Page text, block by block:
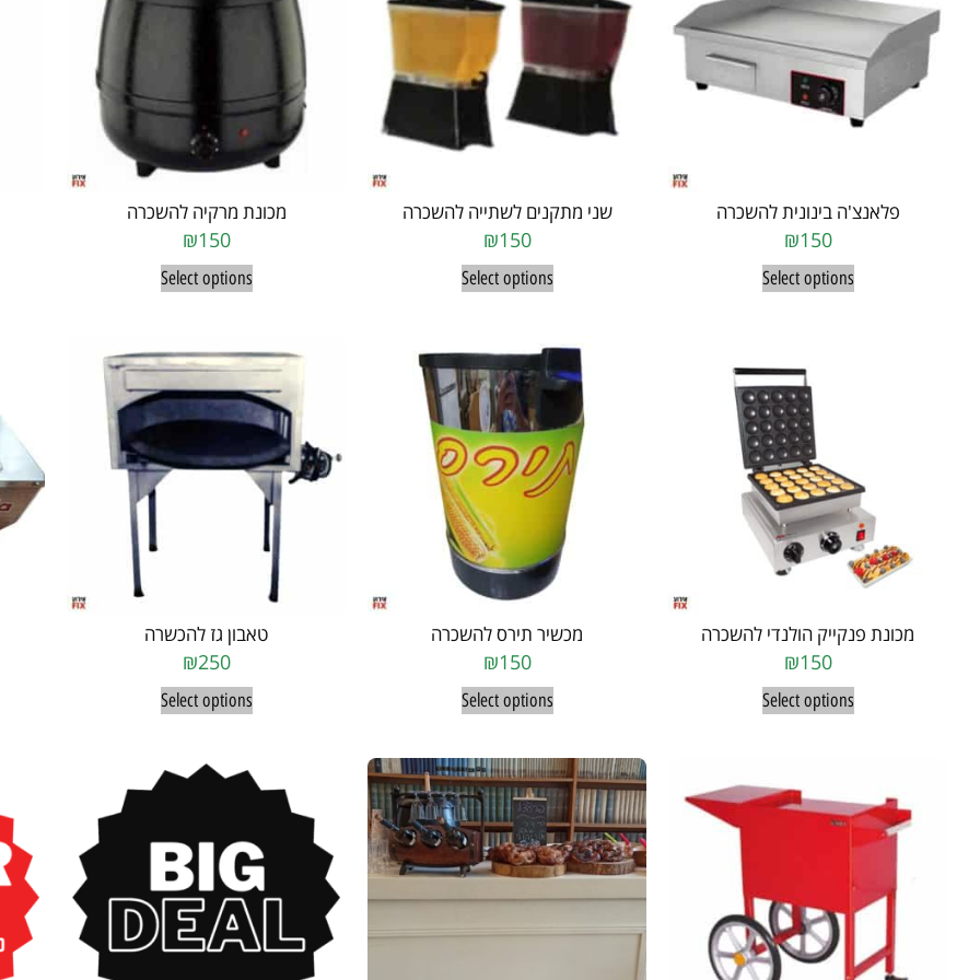
פלאנצ'ה בינונית להשכרה
₪150
Select options
שני מתקנים לשתייה להשכרה
₪150
Select options
מכונת מרקיה להשכרה
₪150
Select options
מכונת פנקייק הולנדי להשכרה
₪150
Select options
מכשיר תירס להשכרה
₪150
Select options
טאבון גז להכשרה
₪250
Select options